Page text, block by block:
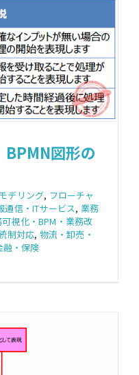
BPMN図形の
デリング, フローチャ
通信・ITサービス, 業務
可視化・BPM・業務改
制対応, 物流・卸売・
融・保険